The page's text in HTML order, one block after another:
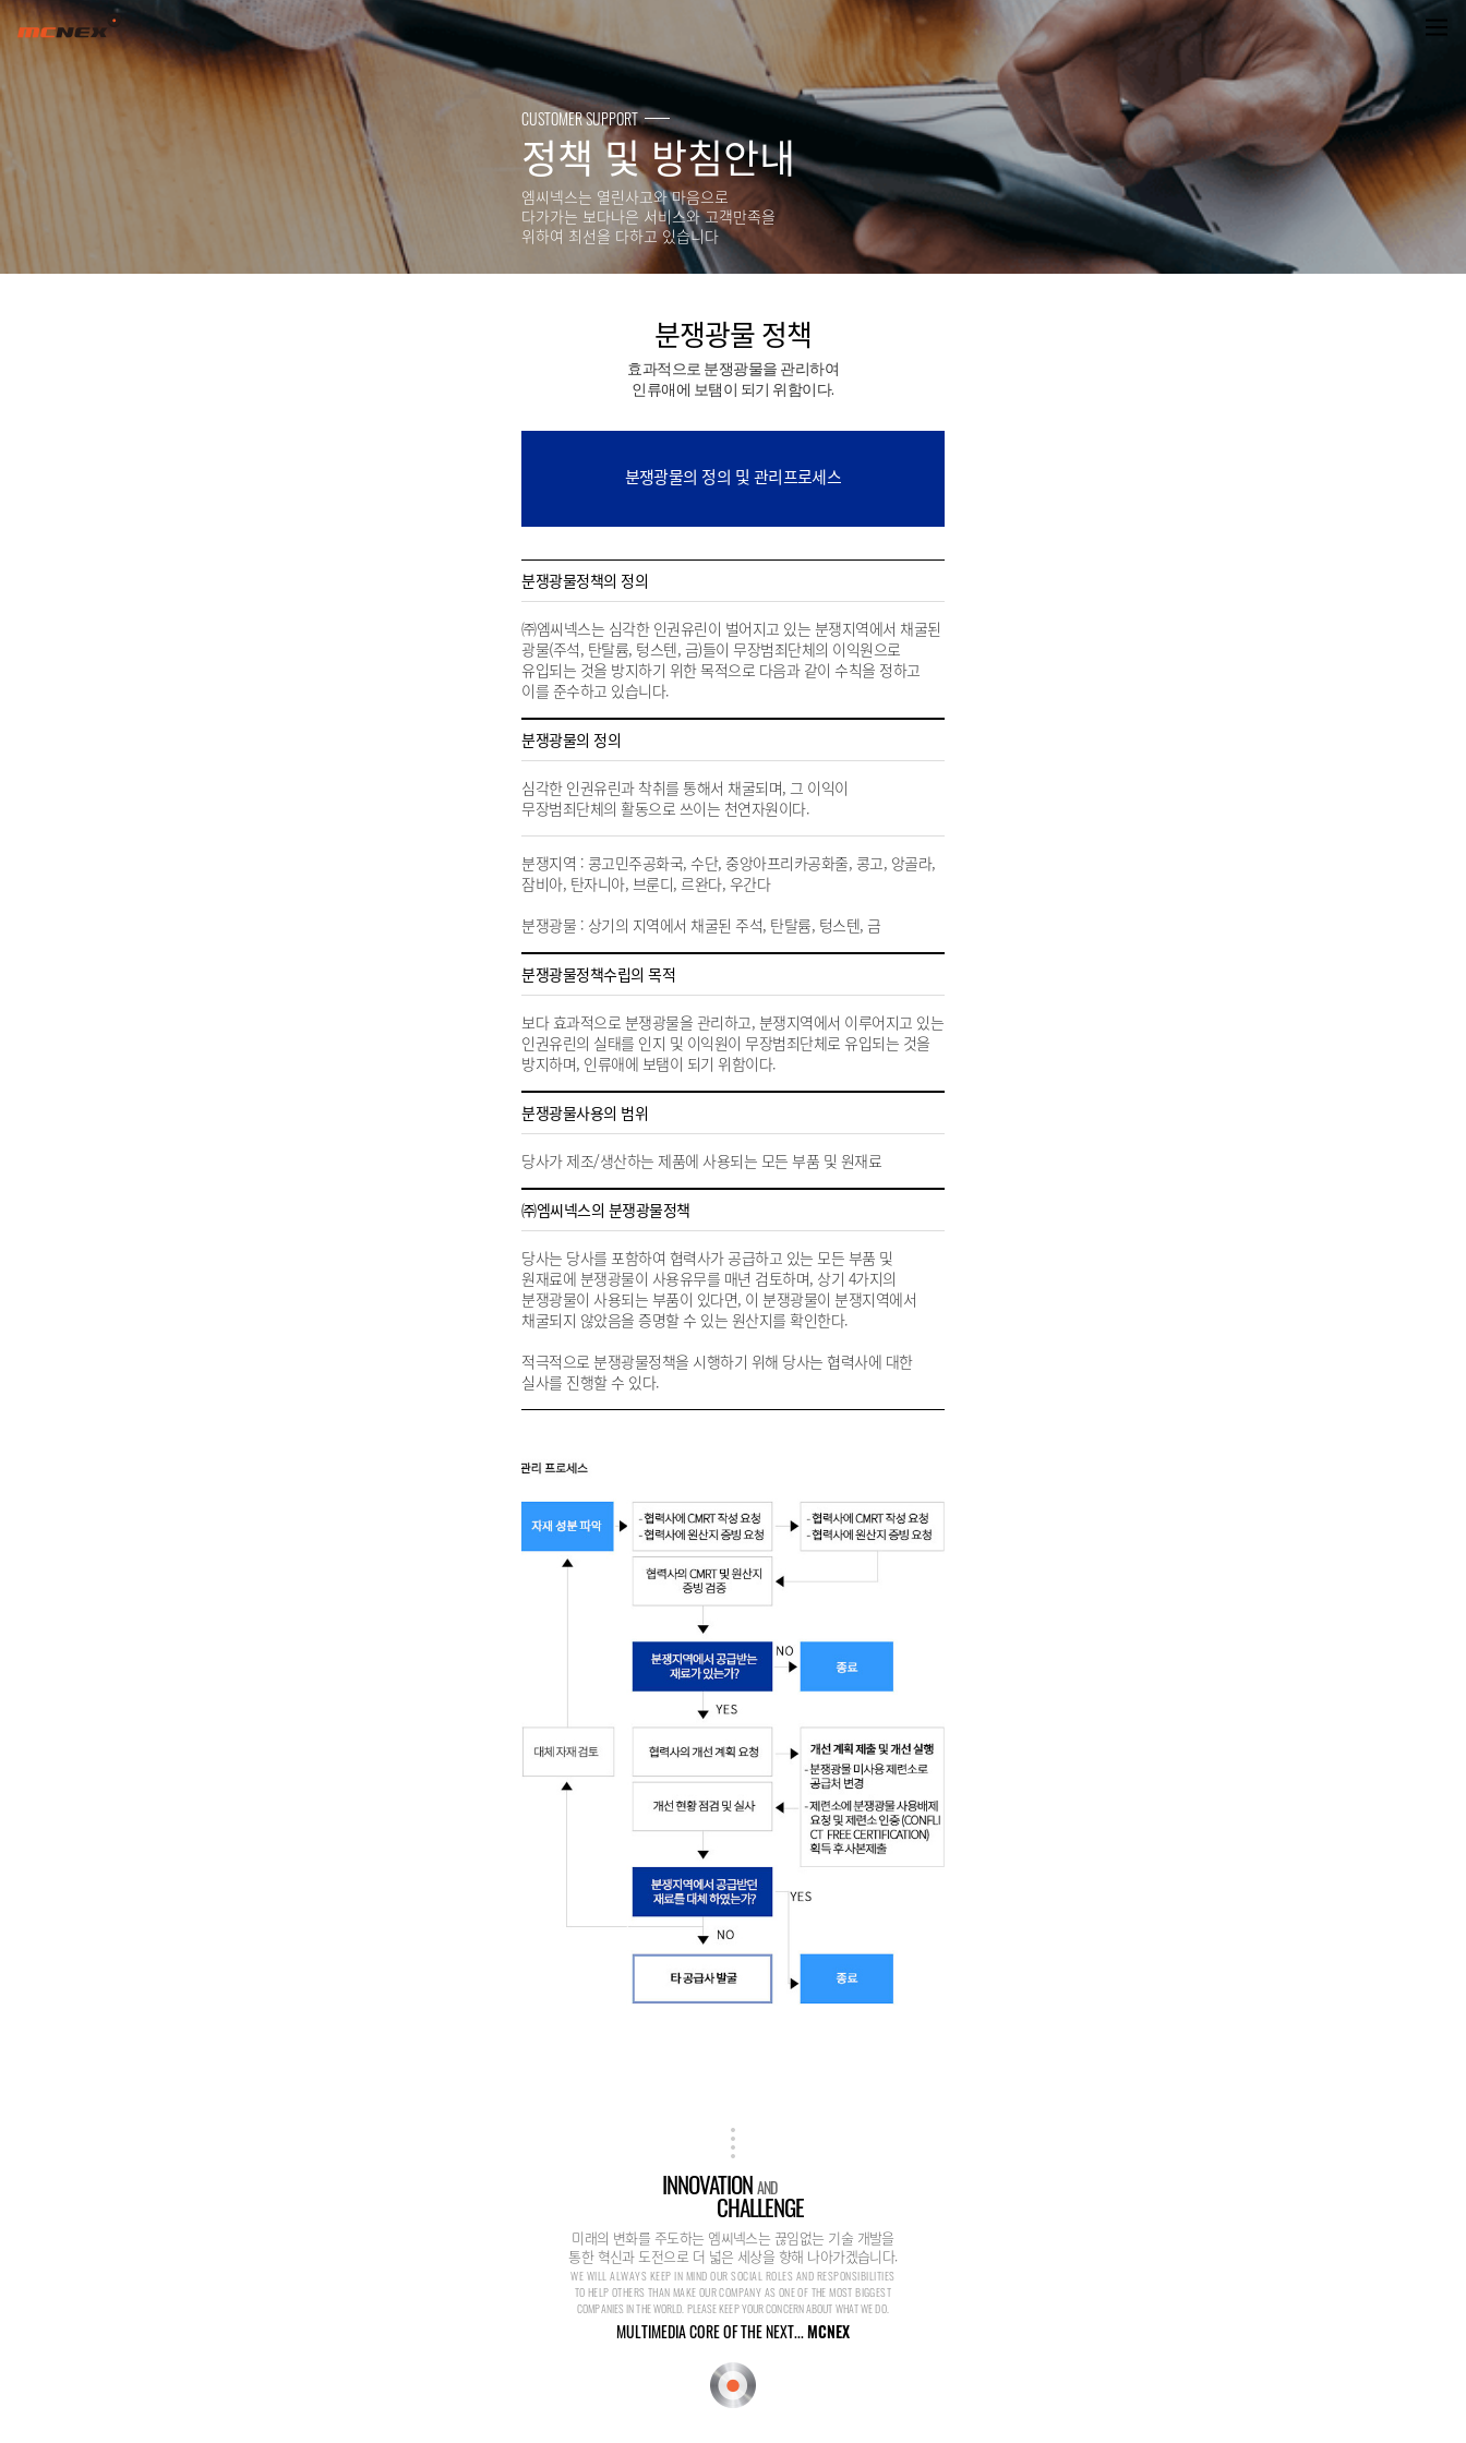
분쟁광물 정책
CUSTOMER SUPPORT
정책 및 방침안내
엠씨넥스는 열린사고와 마음으로
다가가는 보다나은 서비스와 고객만족을
위하여 최선을 다하고 있습니다
분쟁광물 정책
효과적으로 분쟁광물을 관리하여
인류애에 보탬이 되기 위함이다.
분쟁광물의 정의 및 관리프로세스
분쟁광물정책의 정의
㈜엠씨넥스는 심각한 인권유린이 벌어지고 있는 분쟁지역에서 채굴된
광물(주석, 탄탈륨, 텅스텐, 금)들이 무장범죄단체의 이익원으로
유입되는 것을 방지하기 위한 목적으로 다음과 같이 수칙을 정하고
이를 준수하고 있습니다.
분쟁광물의 정의
심각한 인권유린과 착취를 통해서 채굴되며, 그 이익이
무장범죄단체의 활동으로 쓰이는 천연자원이다.
분쟁지역 : 콩고민주공화국, 수단, 중앙아프리카공화줄, 콩고, 앙골라,
잠비아, 탄자니아, 브룬디, 르완다, 우간다
분쟁광물 : 상기의 지역에서 채굴된 주석, 탄탈륨, 텅스텐, 금
분쟁광물정책수립의 목적
보다 효과적으로 분쟁광물을 관리하고, 분쟁지역에서 이루어지고 있는
인권유린의 실태를 인지 및 이익원이 무장범죄단체로 유입되는 것을
방지하며, 인류애에 보탬이 되기 위함이다.
분쟁광물사용의 범위
당사가 제조/생산하는 제품에 사용되는 모든 부품 및 원재료
㈜엠씨넥스의 분쟁광물정책
당사는 당사를 포함하여 협력사가 공급하고 있는 모든 부품 및
원재료에 분쟁광물이 사용유무를 매년 검토하며, 상기 4가지의
분쟁광물이 사용되는 부품이 있다면, 이 분쟁광물이 분쟁지역에서
채굴되지 않았음을 증명할 수 있는 원산지를 확인한다.
적극적으로 분쟁광물정책을 시행하기 위해 당사는 협력사에 대한
실사를 진행할 수 있다.
INNOVATIONAND
CHALLENGE
미래의 변화를 주도하는 엠씨넥스는 끊임없는 기술 개발을
통한 혁신과 도전으로 더 넓은 세상을 향해 나아가겠습니다.
WE WILL ALWAYS KEEP IN MIND OUR SOCIAL ROLES AND RESPONSIBILITIES
TO HELP OTHERS THAN MAKE OUR COMPANY AS ONE OF THE MOST BIGGEST
COMPANIES IN THE WORLD. PLEASE KEEP YOUR CONCERN ABOUT WHAT WE DO.
MULTIMEDIA CORE OF THE NEXT...MCNEX